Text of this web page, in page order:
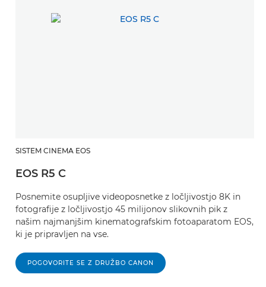
SISTEM CINEMA EOS
EOS R5 C
Posnemite osupljive videoposnetke z ločljivostjo 8K in
fotografije z ločljivostjo 45 milijonov slikovnih pik z
našim najmanjšim kinematografskim fotoaparatom EOS,
ki je pripravljen na vse.
POGOVORITE SE Z DRUŽBO CANON